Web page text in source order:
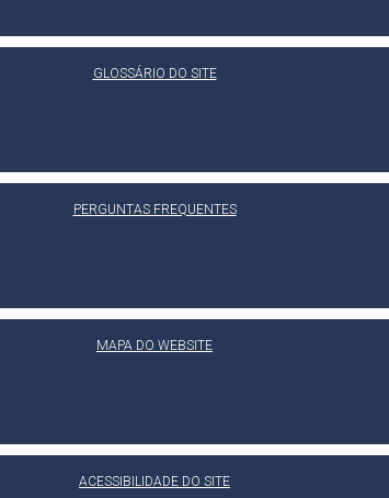
GLOSSÁRIO DO SITE
PERGUNTAS FREQUENTES
MAPA DO WEBSITE
ACESSIBILIDADE DO SITE